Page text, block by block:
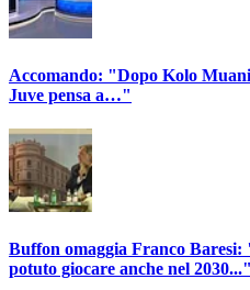
Accomando: "Dopo Kolo
Juve pensa a…"
Buffon omaggia Franco
potuto giocare anche nel 2030..."